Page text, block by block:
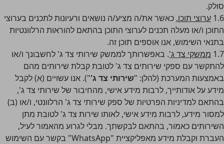
סולק.
1.6 ערוצי תוכן. כאשר את/ה מציע/ה נושאים ורעיונות לתכנים בערוצי
התוכן ו/או מעלה תכנים לערוצי התוכן בהתאם להוראות הרלוונטיות
בתנאי השימוש, אנו אוספים תוכן זה.
1.7 ממשקי צד ג'. באפשרותך לממשק שירותי צד ג' לחשבונך ו/או
להתקשר עם ספקי שירותים צד ג' לטובת קבלת שירותים מהם
באמצעות המערכת (להלן: "שירותי צד ג'"). אנו עשויים (א) לקבל
מידע על אודותייך, לרבות מידע אישי, מהחיבור של שירותי צד ג',
בהתאם למדיניות הפרטיות של ספק שירותי צד ג' הרלוונטי, ו/או (ב)
למסור מידע, לרבות מידע אישי, לאותו שירות צד ג' לטובת מתן
השירותים כאמור, בהתאם לבקשתך. מבלי לגרוע מהאמור לעיל,
העברת וקבלת מידע מאפליקציית "WhatsApp" בקשר עם השימוש